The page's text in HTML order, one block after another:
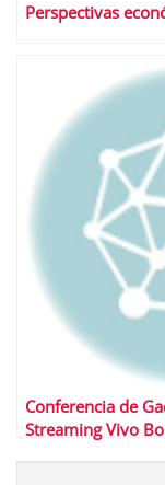
Perspectivas
Conferencia de
Streaming Vivo